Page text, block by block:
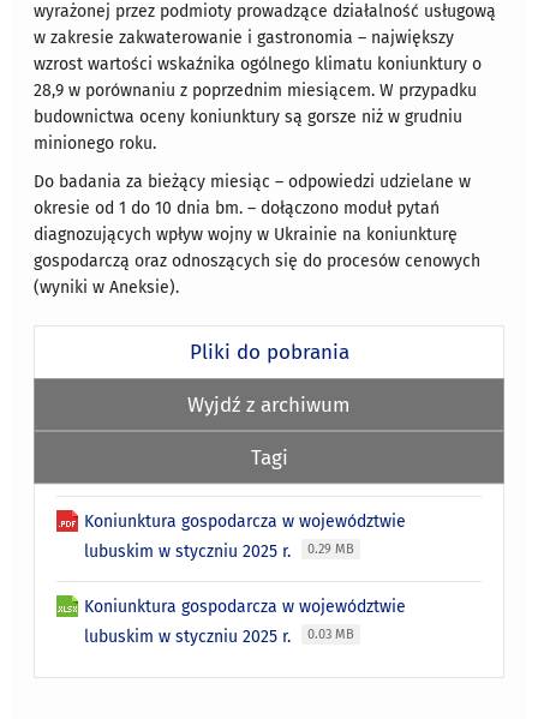
wyrażonej przez podmioty prowadzące działalność usługową
w zakresie zakwaterowanie i gastronomia – największy
wzrost wartości wskaźnika ogólnego klimatu koniunktury o
28,9 w porównaniu z poprzednim miesiącem. W przypadku
budownictwa oceny koniunktury są gorsze niż w grudniu
minionego roku.
Do badania za bieżący miesiąc – odpowiedzi udzielane w
okresie od 1 do 10 dnia bm. – dołączono moduł pytań
diagnozujących wpływ wojny w Ukrainie na koniunkturę
gospodarczą oraz odnoszących się do procesów cenowych
(wyniki w Aneksie).
Pliki do pobrania
Wyjdź z archiwum
Tagi
Koniunktura gospodarcza w województwie
lubuskim w styczniu 2025 r.
0.29 MB
Koniunktura gospodarcza w województwie
lubuskim w styczniu 2025 r.
0.03 MB